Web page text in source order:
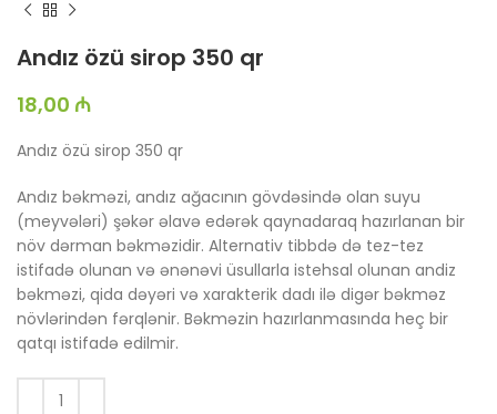
Andız özü sirop 350 qr
18,00 ₼
Andız özü sirop 350 qr
Andız bəkməzi, andız ağacının gövdəsində olan suyu
(meyvələri) şəkər əlavə edərək qaynadaraq hazırlanan bir
növ dərman bəkməzidir. Alternativ tibbdə də tez-tez
istifadə olunan və ənənəvi üsullarla istehsal olunan andiz
bəkməzi, qida dəyəri və xarakterik dadı ilə digər bəkməz
növlərindən fərqlənir. Bəkməzin hazırlanmasında heç bir
qatqı istifadə edilmir.